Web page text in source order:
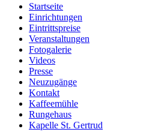
Startseite
Einrichtungen
Eintrittspreise
Veranstaltungen
Fotogalerie
Videos
Presse
Neuzugänge
Kontakt
Kaffeemühle
Rungehaus
Kapelle St. Gertrud